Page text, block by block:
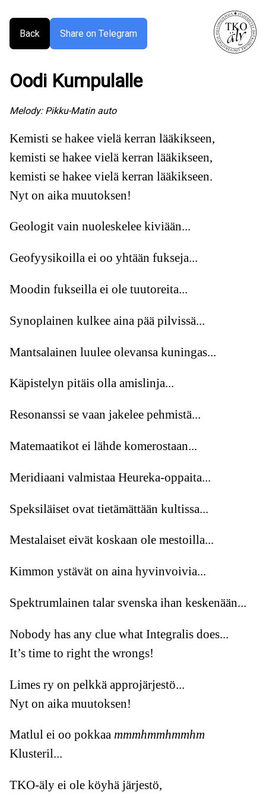
Back Share on Telegram
Oodi Kumpulalle
Melody: Pikku-Matin auto
Kemisti se hakee vielä kerran lääkikseen,
kemisti se hakee vielä kerran lääkikseen,
kemisti se hakee vielä kerran lääkikseen.
Nyt on aika muutoksen!
Geologit vain nuoleskelee kiviään...
Geofyysikoilla ei oo yhtään fukseja...
Moodin fukseilla ei ole tuutoreita...
Synoplainen kulkee aina pää pilvissä...
Mantsalainen luulee olevansa kuningas...
Käpistelyn pitäis olla amislinja...
Resonanssi se vaan jakelee pehmistä...
Matemaatikot ei lähde komerostaan...
Meridiaani valmistaa Heureka-oppaita...
Speksiläiset ovat tietämättään kultissa...
Mestalaiset eivät koskaan ole mestoilla...
Kimmon ystävät on aina hyvinvoivia...
Spektrumlainen talar svenska ihan keskenään...
Nobody has any clue what Integralis does...
It’s time to right the wrongs!
Limes ry on pelkkä approjärjestö...
Nyt on aika muutoksen!
Matlul ei oo pokkaa mmmhmmhmmhm
Klusteril...
TKO-äly ei ole köyhä järjestö,